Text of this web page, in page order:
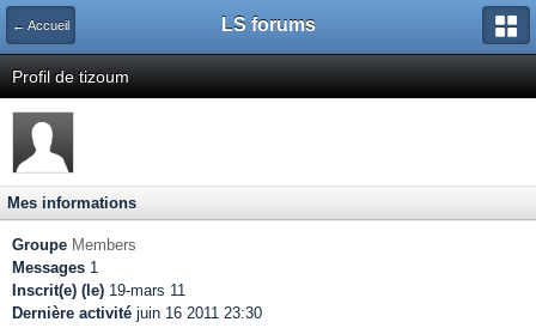
← Accueil LS forums
Profil de tizoum
Mes informations
Groupe Members
Messages 1
Inscrit(e) (le) 19-mars 11
Dernière activité juin 16 2011 23:30